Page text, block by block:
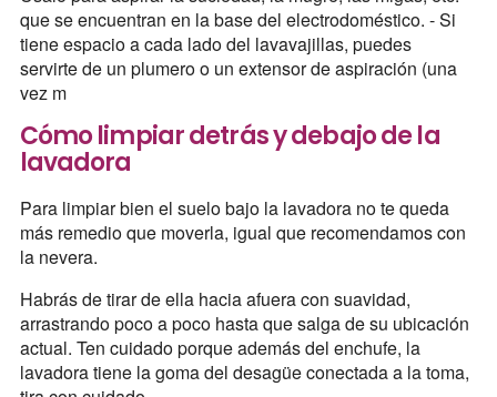
que se encuentran en la base del electrodoméstico. - Si
tiene espacio a cada lado del lavavajillas, puedes
servirte de un plumero o un extensor de aspiración (una
vez m
Cómo limpiar detrás y debajo de la
lavadora
Para limpiar bien el suelo bajo la lavadora no te queda
más remedio que moverla, igual que recomendamos con
la nevera.
Habrás de tirar de ella hacia afuera con suavidad,
arrastrando poco a poco hasta que salga de su ubicación
actual. Ten cuidado porque además del enchufe, la
lavadora tiene la goma del desagüe conectada a la toma,